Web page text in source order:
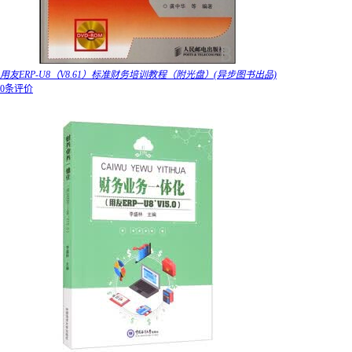
用友ERP-U8（V8.61）标准财务培训教程（附光盘）(异步图书出品)
0条评价